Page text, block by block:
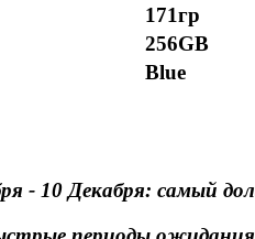
171гр
256GB
Blue
- 10 Декабря: самый